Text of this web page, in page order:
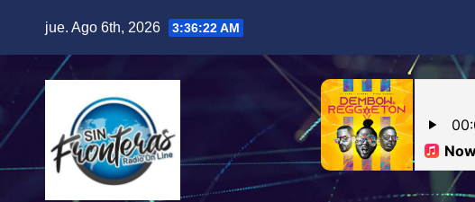
jue. Ago 6th, 2026 3:36:24 AM